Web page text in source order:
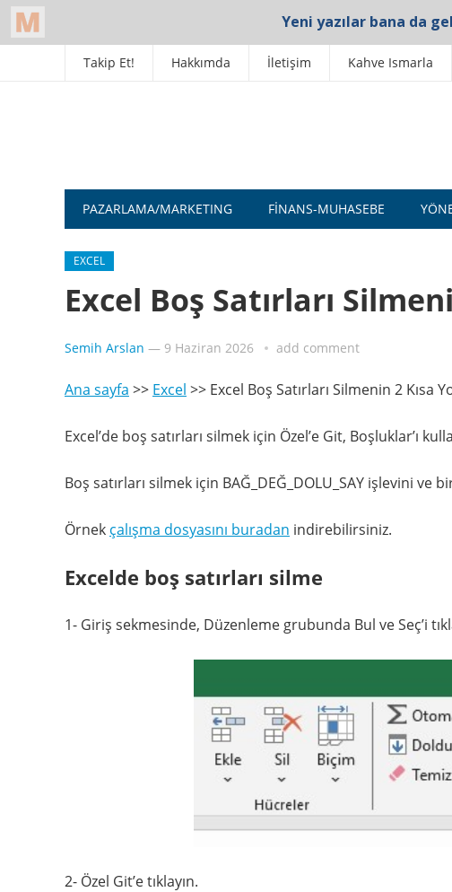
Takip Et! Hakkımda İletişim Kahve Ismarla
PAZARLAMA/MARKETING FINANS-MUHASEBE
EXCEL
Excel Boş Satırları
Semih Arslan — 9 Haziran 2026 add comment
Ana sayfa >> Excel >> Excel Boş Satırları Silmenin 2 Kısa
Excel’de boş satırları silmek için Özel’e Git, Boşluklar’ı
Boş satırları silmek için BAĞ_DEĞ_DOLU_SAY işlevini
Örnek çalışma dosyasını buradan indirebilirsiniz.
Excelde boş satırları silme
1- Giriş sekmesinde, Düzenleme grubunda Bul ve Seç’i
2- Özel Git’e tıklayın.